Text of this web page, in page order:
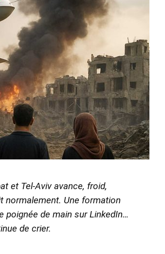
et Tel-Aviv avance, froid,
normalement. Une formation
poignée de main sur LinkedIn…
de crier.